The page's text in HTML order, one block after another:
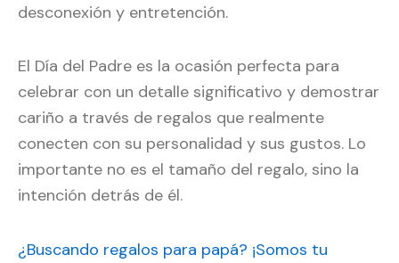
desconexión y entretención.
El Día del Padre es la ocasión perfecta para
celebrar con un detalle significativo y demostrar
cariño a través de regalos que realmente
conecten con su personalidad y sus gustos. Lo
importante no es el tamaño del regalo, sino la
intención detrás de él.
¿Buscando regalos para papá? ¡Somos tu